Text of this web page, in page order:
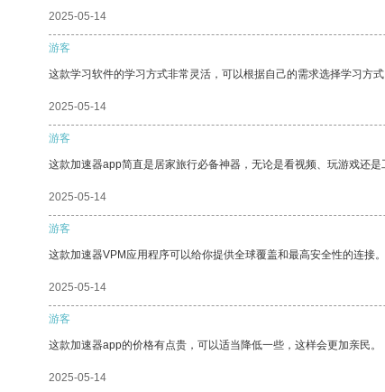
2025-05-14
游客
这款学习软件的学习方式非常灵活，可以根据自己的需求选择学习方
2025-05-14
游客
这款加速器app简直是居家旅行必备神器，无论是看视频、玩游戏还
2025-05-14
游客
这款加速器VPM应用程序可以给你提供全球覆盖和最高安全性的连接。
2025-05-14
游客
这款加速器app的价格有点贵，可以适当降低一些，这样会更加亲民。
2025-05-14